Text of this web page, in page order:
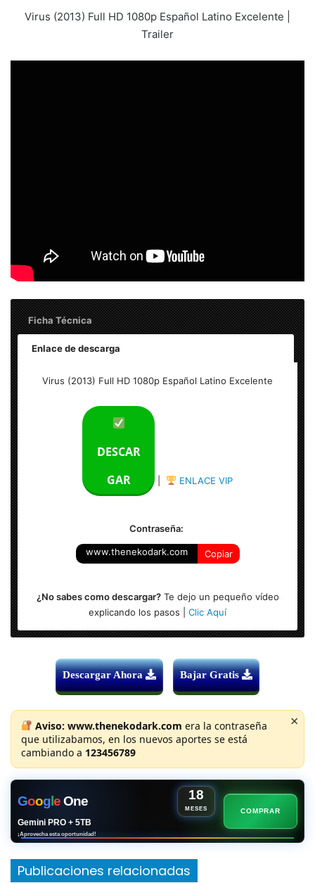
Virus (2013) Full HD 1080p Español Latino Excelente |
Trailer
Ficha Técnica
Enlace de descarga
Virus (2013) Full HD 1080p Español Latino Excelente
DESCAR
GAR
ENLACE VIP
Contraseña:
www.thenekodark.com Copiar
¿No sabes como descargar?Te dejo un pequeño vídeo
explicando los pasos | Clic Aquí
Descargar Ahora Bajar Gratis
Aviso: www.thenekodark.com era la contraseña
que utilizabamos, en los nuevos aportes se está
cambiando a 123456789
×
GoogeOne 18
MESES
Gemini PRO + 5TB
¡Aprovecha esta oportunidad!
COMPRAR
Publicaciones relacionadas